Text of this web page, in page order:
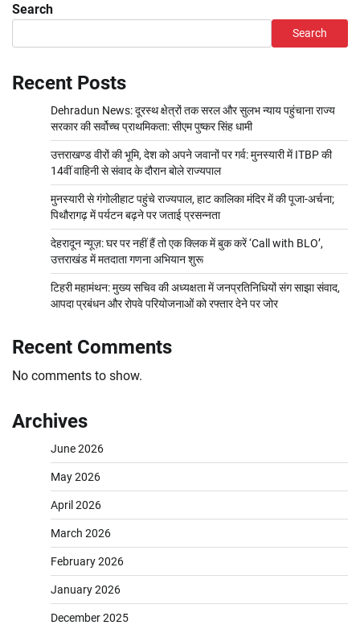
Search
Search
Recent Posts
Dehradun News: दूरस्थ क्षेत्रों तक सरल और सुलभ न्याय पहुंचाना राज्य
सरकार की सर्वोच्च प्राथमिकता: सीएम पुष्कर सिंह धामी
उत्तराखण्ड वीरों की भूमि, देश को अपने जवानों पर गर्व: मुनस्यारी में ITBP की
14वीं वाहिनी से संवाद के दौरान बोले राज्यपाल
मुनस्यारी से गंगोलीहाट पहुंचे राज्यपाल, हाट कालिका मंदिर में की पूजा-अर्चना;
पिथौरागढ़ में पर्यटन बढ़ने पर जताई प्रसन्नता
देहरादून न्यूज़: घर पर नहीं हैं तो एक क्लिक में बुक करें ‘Call with BLO’,
उत्तराखंड में मतदाता गणना अभियान शुरू
टिहरी महामंथन: मुख्य सचिव की अध्यक्षता में जनप्रतिनिधियों संग साझा संवाद,
आपदा प्रबंधन और रोपवे परियोजनाओं को रफ्तार देने पर जोर
Recent Comments
No comments to show.
Archives
June 2026
May 2026
April 2026
March 2026
February 2026
January 2026
December 2025